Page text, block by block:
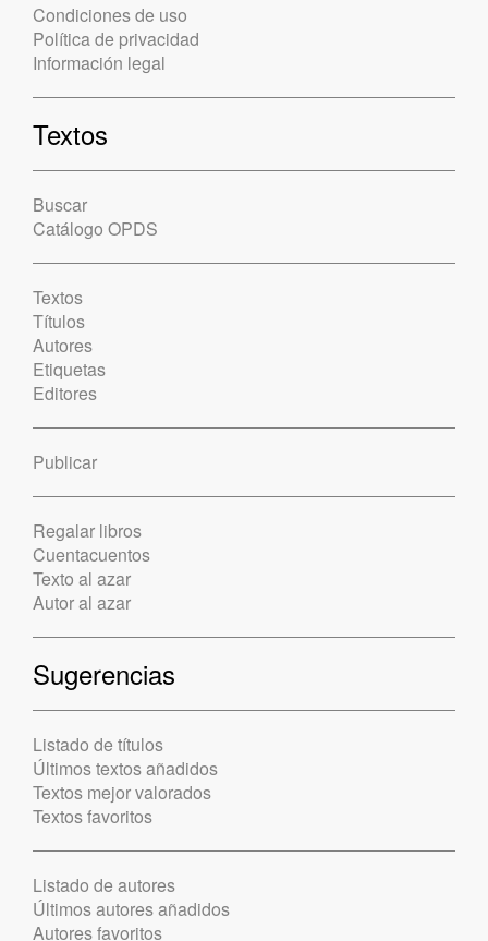
Condiciones de uso
Política de privacidad
Información legal
Textos
Buscar
Catálogo OPDS
Textos
Títulos
Autores
Etiquetas
Editores
Publicar
Regalar libros
Cuentacuentos
Texto al azar
Autor al azar
Sugerencias
Listado de títulos
Últimos textos añadidos
Textos mejor valorados
Textos favoritos
Listado de autores
Últimos autores añadidos
Autores favoritos